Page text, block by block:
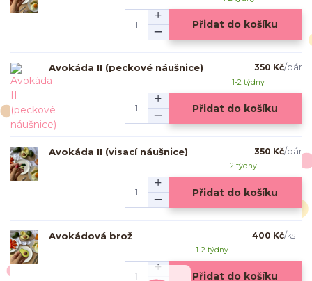
Přidat do košíku
Avokáda II (peckové náušnice) 350 Kč/pár
1-2 týdny
Přidat do košíku
Avokáda II (visací náušnice) 350 Kč/pár
1-2 týdny
Přidat do košíku
Avokádová brož 400 Kč/ks
1-2 týdny
Přidat do košíku